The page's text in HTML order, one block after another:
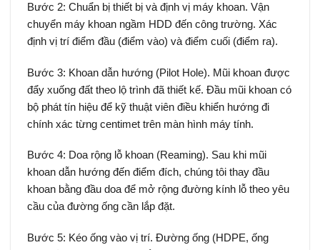
Bước 2: Chuẩn bị thiết bị và định vị máy khoan. Vận
chuyển máy khoan ngầm HDD đến công trường. Xác
định vị trí điểm đầu (điểm vào) và điểm cuối (điểm ra).
Bước 3: Khoan dẫn hướng (Pilot Hole). Mũi khoan được
đẩy xuống đất theo lộ trình đã thiết kế. Đầu mũi khoan có
bộ phát tín hiệu để kỹ thuật viên điều khiển hướng đi
chính xác từng centimet trên màn hình máy tính.
Bước 4: Doa rộng lỗ khoan (Reaming). Sau khi mũi
khoan dẫn hướng đến điểm đích, chúng tôi thay đầu
khoan bằng đầu doa để mở rộng đường kính lỗ theo yêu
cầu của đường ống cần lắp đặt.
Bước 5: Kéo ống vào vị trí. Đường ống (HDPE, ống